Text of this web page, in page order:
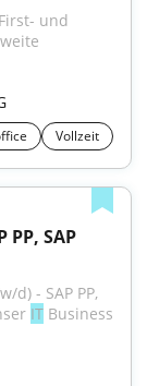
und
Vollzeit
SAP
d) - SAP PP,
IT Business